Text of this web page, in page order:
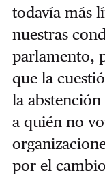
todavía más
nuestras
parlamento,
que la
la
a quién no
por el